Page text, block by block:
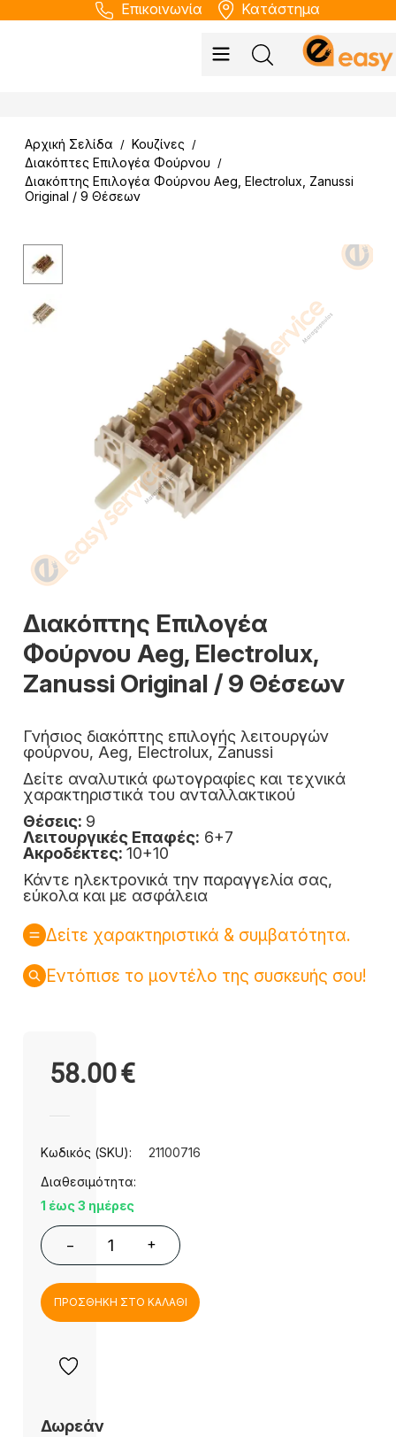
Επικοινωνία Κατάστημα
Αρχική Σελίδα / Κουζίνες /
Διακόπτες Επιλογέα Φούρνου /
Διακόπτης Επιλογέα Φούρνου Aeg, Electrolux, Zanussi
Original / 9 Θέσεων
Διακόπτης Επιλογέα
Φούρνου Aeg, Electrolux,
Zanussi Original / 9 Θέσεων
Γνήσιος διακόπτης επιλογής λειτουργών
φούρνου, Aeg, Electrolux, Zanussi
Δείτε αναλυτικά φωτογραφίες και τεχνικά
χαρακτηριστικά του ανταλλακτικού
Θέσεις: 9
Λειτουργικές Επαφές: 6+7
Ακροδέκτες: 10+10
Κάντε ηλεκτρονικά την παραγγελία σας,
εύκολα και με ασφάλεια
Δείτε χαρακτηριστικά & συμβατότητα.
Εντόπισε το μοντέλο της συσκευής σου!
58.00€
Κωδικός (SKU):
21100716
Διαθεσιμότητα:
1 έως 3 ημέρες
− +
ΠΡΟΣΘΗΚΗ ΣΤΟ ΚΑΛΑΘΙ
Δωρεάν